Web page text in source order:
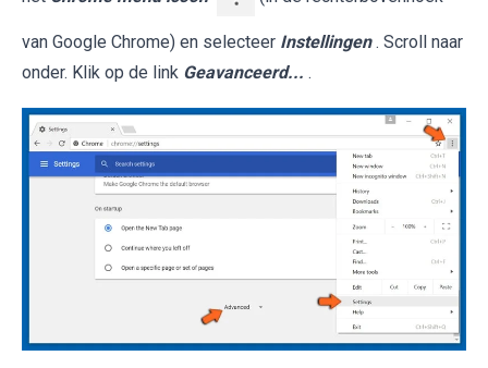
van Google Chrome) en selecteer Instellingen . Scroll naar
onder. Klik op de link Geavanceerd... .